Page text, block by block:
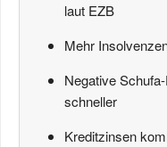
laut EZB
Mehr
Negative
schneller
Kreditzinsen